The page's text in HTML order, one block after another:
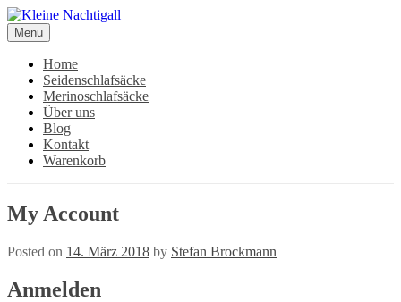
Skip
to
content
Menu
Home
Seidenschlafsäcke
Merinoschlafsäcke
Über uns
Blog
Kontakt
Warenkorb
My Account
Posted on 14. März 2018 by Stefan Brockmann
Anmelden